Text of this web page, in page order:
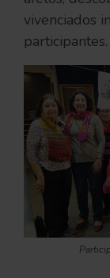
vivenciados
participantes.